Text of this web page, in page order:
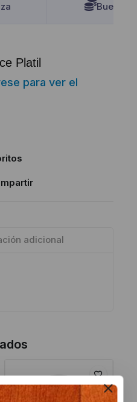
Buenos
Platil
para ver el
adicional